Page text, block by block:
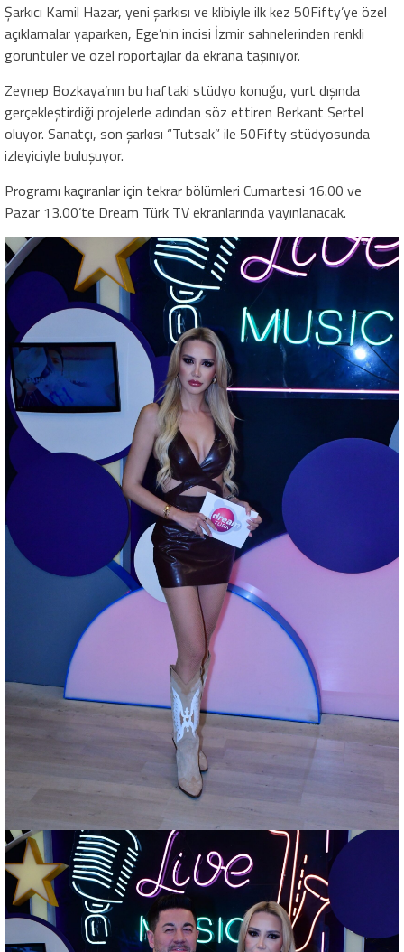
Şarkıcı Kamil Hazar, yeni şarkısı ve klibiyle ilk kez 50Fifty’ye özel
açıklamalar yaparken, Ege’nin incisi İzmir sahnelerinden renkli
görüntüler ve özel röportajlar da ekrana taşınıyor.
Zeynep Bozkaya’nın bu haftaki stüdyo konuğu, yurt dışında
gerçekleştirdiği projelerle adından söz ettiren Berkant Sertel
oluyor. Sanatçı, son şarkısı “Tutsak” ile 50Fifty stüdyosunda
izleyiciyle buluşuyor.
Programı kaçıranlar için tekrar bölümleri Cumartesi 16.00 ve
Pazar 13.00’te Dream Türk TV ekranlarında yayınlanacak.